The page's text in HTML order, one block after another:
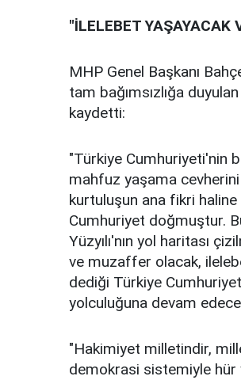
"İLELEBET YAŞAYACAK
MHP Genel Başkanı
tam bağımsızlığa
kaydetti:
"Türkiye Cumhuriyeti'nin
mahfuz yaşama cevherini
kurtuluşun ana fikri
Cumhuriyet doğmuştur.
Yüzyılı'nın yol haritası
ve muzaffer olacak,
dediği Türkiye
yolculuğuna devam
"Hakimiyet milletindir,
demokrasi sistemiyle hür